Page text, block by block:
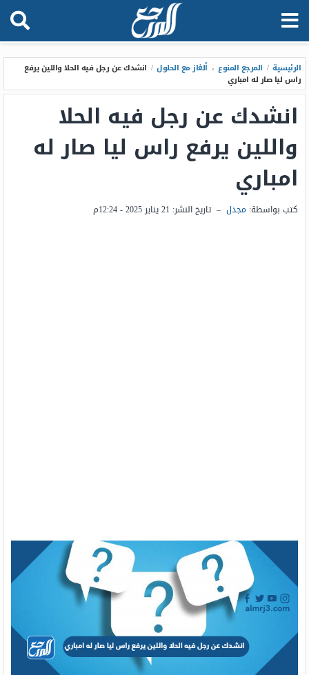
الرئيسية / المرجع المنوع ، ألغاز مع الحلول / انشدك عن رجل فيه الحلا واللين يرفع
راس ليا صار له امباري
انشدك عن رجل فيه الحلا
واللين يرفع راس ليا صار له
امباري
كتب بواسطة: مجدل – تاريخ النشر: 21 يناير 2025 - 12:24م